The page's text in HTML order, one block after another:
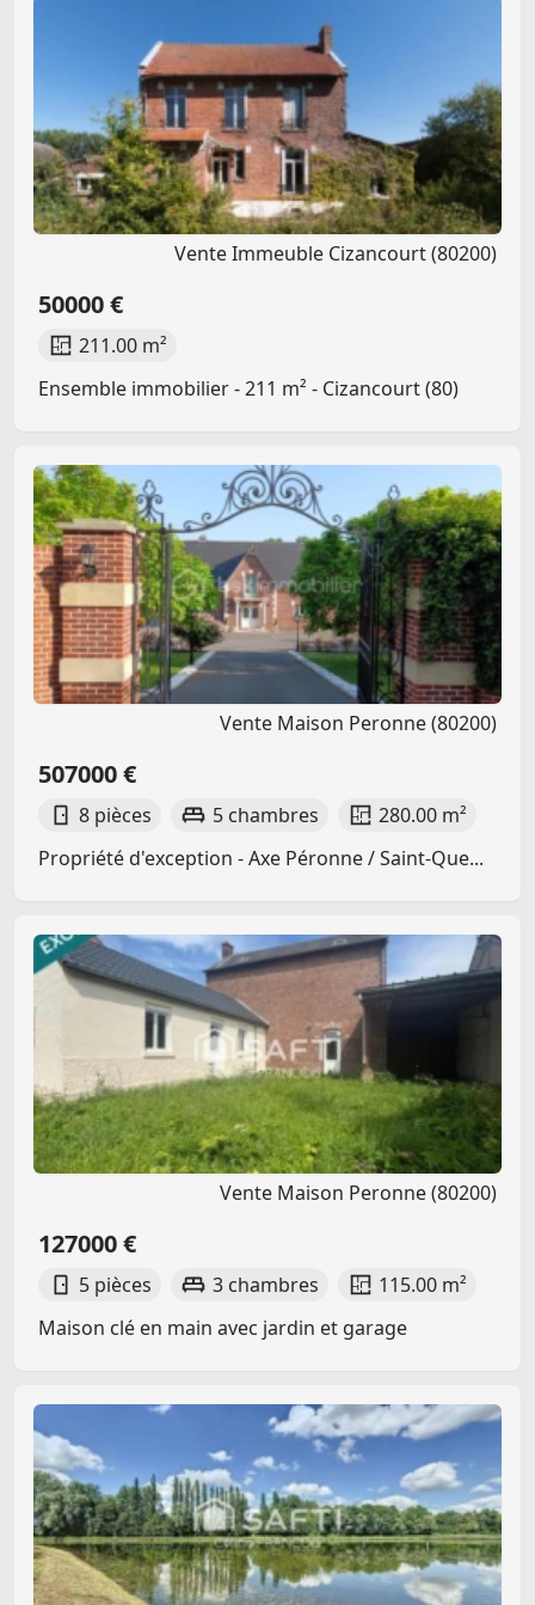
Vente Immeuble Cizancourt (80200)
50000 €
211.00 m²
Ensemble immobilier - 211 m² - Cizancourt (80)
Vente Maison Peronne (80200)
507000 €
8 pièces 5 chambres
280.00 m²
Propriété d'exception - Axe Péronne / Saint-Que...
Vente Maison Peronne (80200)
127000 €
5 pièces 3 chambres
115.00 m²
Maison clé en main avec jardin et garage